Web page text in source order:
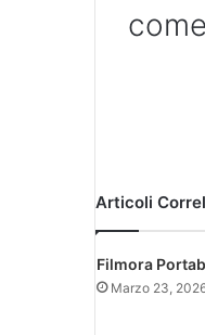
Articoli
Filmora
Marzo 23,